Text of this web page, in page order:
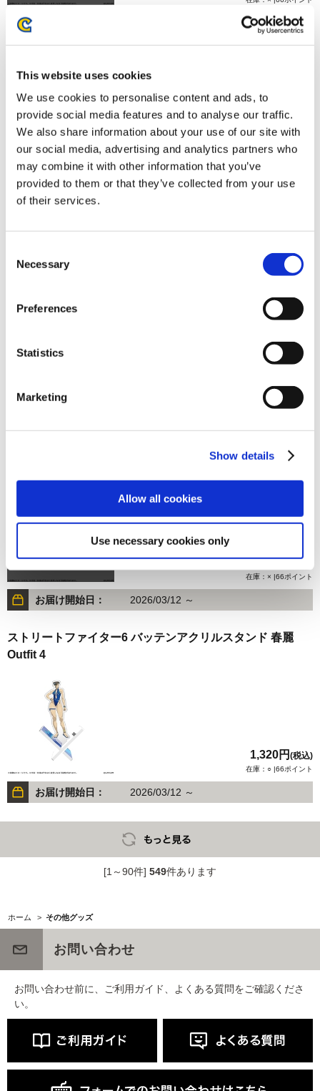
This website uses cookies
We use cookies to personalise content and ads, to
provide social media features and to analyse our traffic.
We also share information about your use of our site with
our social media, advertising and analytics partners who
may combine it with other information that you’ve
provided to them or that they’ve collected from your use
of their services.
Selection
Necessary
Preferences
Statistics
Marketing
Show details
Allow all cookies
Use necessary cookies only
リッド
(税込)
ストリートファイター6 バッテンアクリルスタンド ルーク
Outfit 4
在庫：△ |66ポイント
1,320円
在庫：× |66ポイント
お届け開始日： 2026/03/12 ～
ストリートファイター6 バッテンアクリルスタンド 春麗
Outfit 4
1,320円 (税込)
在庫：○ |66ポイント
お届け開始日： 2026/03/12 ～
[1～90件] 549件あります
ホーム > その他グッズ
お問い合わせ
お問い合わせ前に、ご利用ガイド、よくある質問をご確認くださ
い。